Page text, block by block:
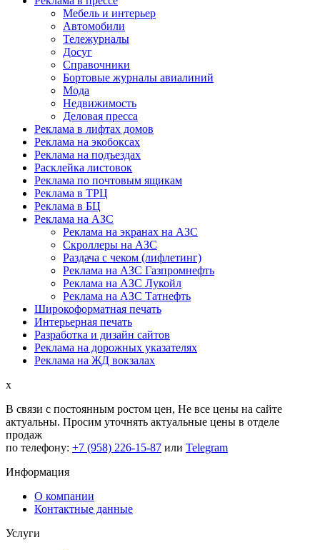
Мебель и интерьер
Автомобили
Тележурналы
Досуг
Справочники
Бортовые журналы авиалиний
Мода
Недвижимость
Деловая пресса
Реклама в лифтах домов
Реклама на экобоксах
Реклама на подъездах
Расклейка листовок
Реклама по почтовым ящикам
Реклама в ТРЦ
Реклама в БЦ
Реклама на АЗС
Реклама на экранах на АЗС
Скроллеры на АЗС
Раздача с чеком (лифлетинг)
Реклама на АЗС Газпромнефть
Реклама на АЗС Лукойл
Реклама на АЗС Татнефть
Широкоформатная печать
Интерьерная печать
Разработка и дизайн сайтов
Реклама на дорожных указателях
Реклама на ЖД вокзалах
x
В связи с постоянным ростом цен, Не все цены на сайте
актуальны. Просим уточнять актуальные цены в отделе
продаж
по телефону: +7 (958) 226-15-87 или Telegram
Информация
О компании
Контактные данные
Услуги